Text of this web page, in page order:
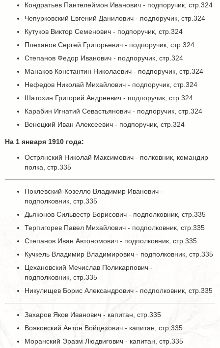
Кондратьев Пантелеймон Иванович - подпоручик, стр.324
Чепурковский Евгений Данилович - подпоручик, стр.324
Кутуков Виктор Семенович - подпоручик, стр.324
Плеханов Сергей Григорьевич - подпоручик, стр.324
Степанов Федор Иванович - подпоручик, стр.324
Манаков Константин Николаевич - подпоручик, стр.324
Нефедов Николай Михайлович - подпоручик, стр.324
Шатохин Григорий Андреевич - подпоручик, стр.324
Карабин Игнатий Севастьянович - подпоручик, стр.324
Венецкий Иван Алексеевич - подпоручик, стр.324
На 1 января 1910 года:
Острянский Николай Максимович - полковник, командир
полка, стр.335
Поклевский-Козелло Владимир Иванович -
подполковник, стр.335
Дьяконов Сильвестр Борисович - подполковник, стр.335
Терпигорев Павел Михайлович - подполковник, стр.335
Степанов Иван Автономович - подполковник, стр.335
Кучкель Владимир Владимирович - подполковник, стр.335
Цехановский Мечислав Поликарпович -
подполковник, стр.335
Никулищев Борис Александрович - подполковник, стр.335
Захаров Яков Иванович - капитан, стр.335
Вояковский Антон Войцехович - капитан, стр.335
Моранский Эразм Людвигович - капитан, стр.335